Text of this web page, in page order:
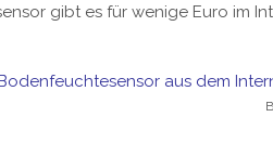
gibt es für wenige Euro im